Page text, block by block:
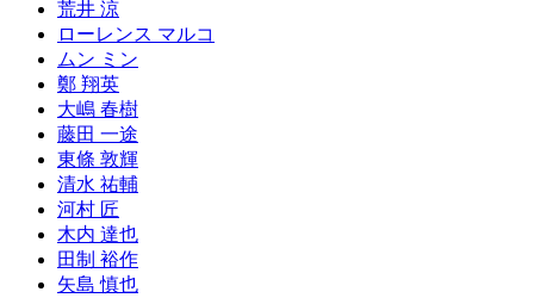
荒井 涼
ローレンス マルコ
ムン ミン
鄭 翔英
大嶋 春樹
藤田 一途
東條 敦輝
清水 祐輔
河村 匠
木内 達也
田制 裕作
矢島 慎也